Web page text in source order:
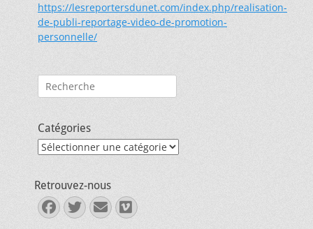
https://lesreportersdunet.com/index.php/realisation-
de-publi-reportage-video-de-promotion-
personnelle/
Rechercher :
Catégories
Catégories
Retrouvez-nous
Facebook
Twitter
E-
mail
Vimeo